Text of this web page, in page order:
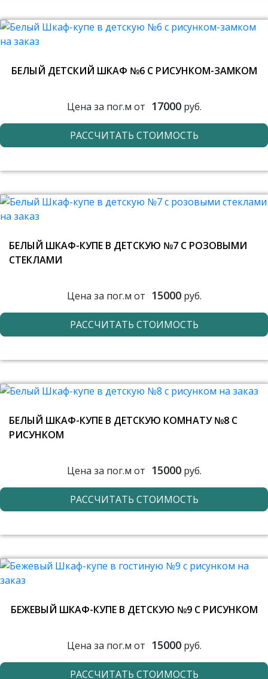
БЕЛЫЙ ДЕТСКИЙ ШКАФ №6 С РИСУНКОМ-ЗАМКОМ
Цена за пог.м от 17000руб.
РАССЧИТАТЬ СТОИМОСТЬ
БЕЛЫЙ ШКАФ-КУПЕ В ДЕТСКУЮ №7 С РОЗОВЫМИ
СТЕКЛАМИ
Цена за пог.м от 15000руб.
РАССЧИТАТЬ СТОИМОСТЬ
БЕЛЫЙ ШКАФ-КУПЕ В ДЕТСКУЮ КОМНАТУ №8 С
РИСУНКОМ
Цена за пог.м от 15000руб.
РАССЧИТАТЬ СТОИМОСТЬ
БЕЖЕВЫЙ ШКАФ-КУПЕ В ДЕТСКУЮ №9 С РИСУНКОМ
Цена за пог.м от 15000руб.
РАССЧИТАТЬ СТОИМОСТЬ